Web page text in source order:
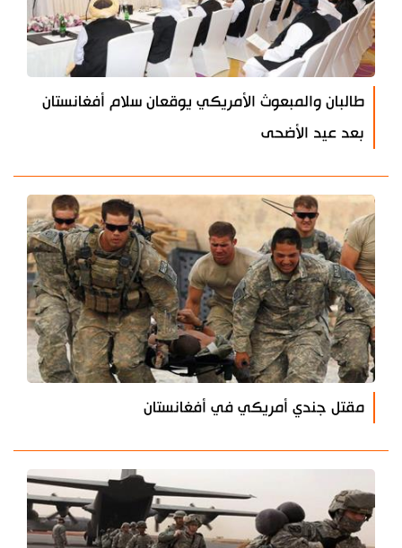
طالبان والمبعوث الأمريكي يوقعان سلام أفغانستان
بعد عيد الأضحى
مقتل جندي أمريكي في أفغانستان